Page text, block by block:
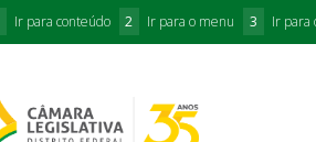
Ir para conteúdo 2 Ir para o menu 3 Ir para